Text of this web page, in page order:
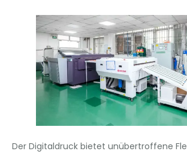
Der Digitaldruck bietet unübertroffene